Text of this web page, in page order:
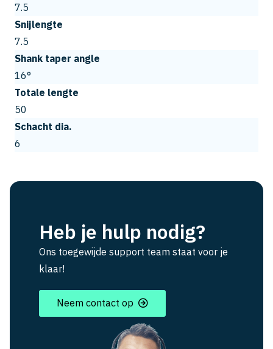
7.5
Snijlengte
7.5
Shank taper angle
16°
Totale lengte
50
Schacht dia.
6
Heb je hulp nodig?
Ons toegewijde support team staat voor je
klaar!
Neem contact op